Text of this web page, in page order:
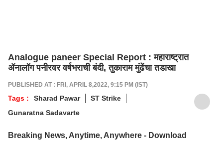
Analogue paneer Special Report : महाराष्ट्रात
ॲनालॉग पनीरवर वर्षभराची बंदी, तुकाराम मुंढेंचा तडाखा
PUBLISHED AT : FRI, APRIL 8,2022, 9:15 PM (IST)
Tags : Sharad Pawar
ST Strike
Gunaratna Sadavarte
Breaking News, Anytime, Anywhere - Download